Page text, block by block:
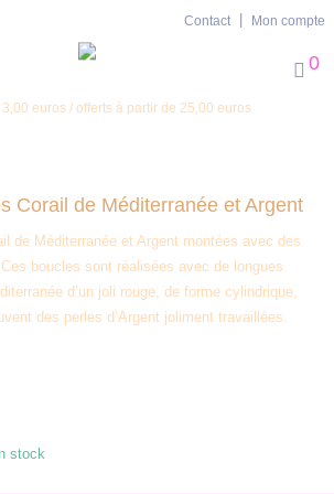
Contact Mon compte
0
euros / offerts à partir de 25,00 euros
Corail de Méditerranée et Argent
de Méditerranée et Argent montées avec des
boucles sont réalisées avec de longues
d’un joli rouge, de forme cylindrique,
des perles d’Argent joliment travaillées.
stock